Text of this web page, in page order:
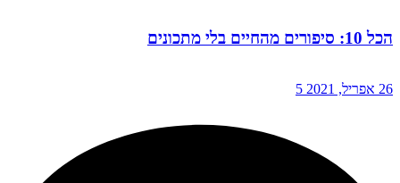
הכל 10: סיפורים מהחיים בלי מתכונים
26 אפריל, 2021 5